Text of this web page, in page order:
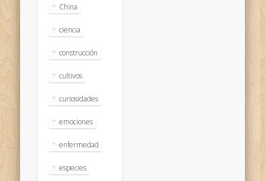
China
ciencia
construcción
cultivos
curiosidades
emociones
enfermedad
especies